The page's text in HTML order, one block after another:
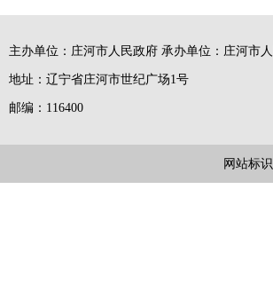
主办单位：庄河市人民政府 承办单位：庄河市
地址：辽宁省庄河市世纪广场1号
邮编：116400
网站标